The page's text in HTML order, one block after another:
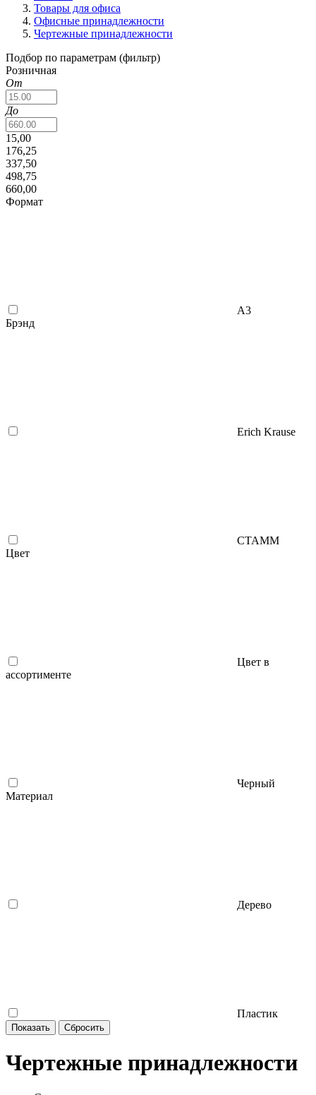
Товары для офиса
Офисные принадлежности
Чертежные принадлежности
Подбор по параметрам (фильтр)
Розничная
От
До
15,00
176,25
337,50
498,75
660,00
Формат
А3
Брэнд
Erich Krause
СТАММ
Цвет
Цвет в
ассортименте
Черный
Материал
Дерево
Пластик
Чертежные принадлежности